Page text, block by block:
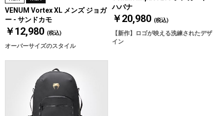
VENUM Vortex XL メンズ ジョガ
ー - サンドカモ
￥12,980 (税込)
オーバーサイズのスタイル
ハバナ
￥20,980 (税込)
【新作】ロゴが映える洗練されたデザ
イン